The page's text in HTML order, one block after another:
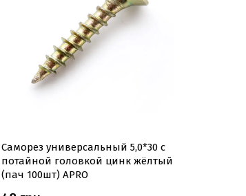
Саморез универсальный 5,0*30 с
потайной головкой цинк жёлтый
(пач 100шт) APRO